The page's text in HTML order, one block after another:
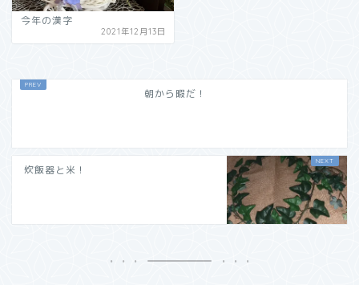
今年の漢字
2021年12月13日
朝から暇だ！
炊飯器と米！